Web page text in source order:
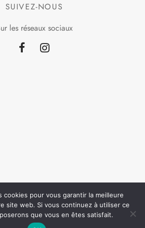
SUIVEZ-NOUS
les réseaux sociaux
cookies pour vous garantir la meilleure
site web. Si vous continuez à utiliser ce
que vous en êtes satisfait.